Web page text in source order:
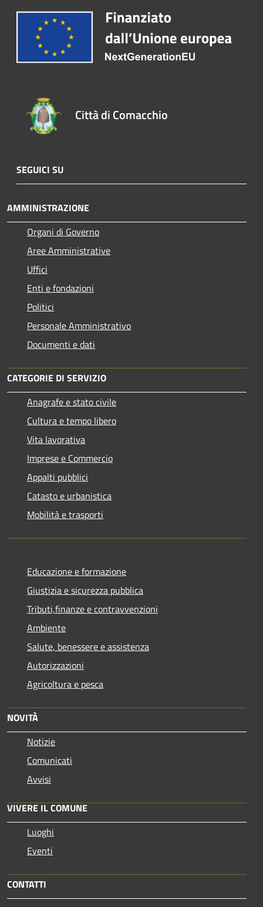
Città di Comacchio
SEGUICI SU
AMMINISTRAZIONE
Organi di Governo
Aree Amministrative
Uffici
Enti e fondazioni
Politici
Personale Amministrativo
Documenti e dati
CATEGORIE DI SERVIZIO
Anagrafe e stato civile
Cultura e tempo libero
Vita lavorativa
Imprese e Commercio
Appalti pubblici
Catasto e urbanistica
Mobilità e trasporti
Educazione e formazione
Giustizia e sicurezza pubblica
Tributi,finanze e contravvenzioni
Ambiente
Salute, benessere e assistenza
Autorizzazioni
Agricoltura e pesca
NOVITÀ
Notizie
Comunicati
Avvisi
VIVERE IL COMUNE
Luoghi
Eventi
CONTATTI